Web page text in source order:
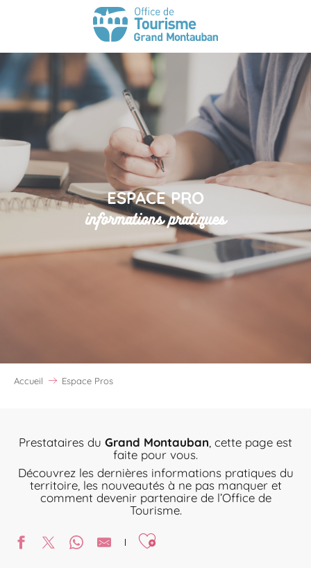
ESPACE PRO
informations pratiques
Accueil Espace Pros
Prestataires du Grand Montauban , cette page est
faite pour vous.
Découvrez les dernières informations pratiques du
territoire, les nouveautés à ne pas manquer et
comment devenir partenaire de l’Office de
Tourisme.
Ajouter aux favoris